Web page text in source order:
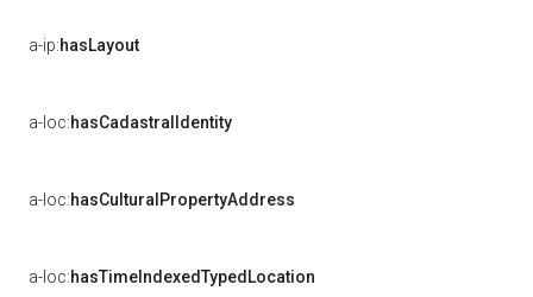
a-ip:hasLayout
a-loc:hasCadastralIdentity
a-loc:hasCulturalPropertyAddress
a-loc:hasTimeIndexedTypedLocation